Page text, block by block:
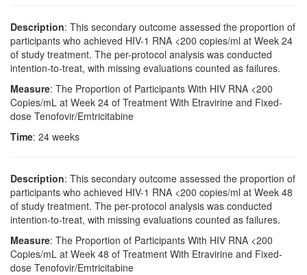
Description: This secondary outcome assessed the proportion of
participants who achieved HIV-1 RNA <200 copies/ml at Week 24
of study treatment. The per-protocol analysis was conducted
intention-to-treat, with missing evaluations counted as failures.
Measure: The Proportion of Participants With HIV RNA <200
Copies/mL at Week 24 of Treatment With Etravirine and Fixed-
dose Tenofovir/Emtricitabine
Time: 24 weeks
Description: This secondary outcome assessed the proportion of
participants who achieved HIV-1 RNA <200 copies/ml at Week 48
of study treatment. The per-protocol analysis was conducted
intention-to-treat, with missing evaluations counted as failures.
Measure: The Proportion of Participants With HIV RNA <200
Copies/mL at Week 48 of Treatment With Etravirine and Fixed-
dose Tenofovir/Emtricitabine